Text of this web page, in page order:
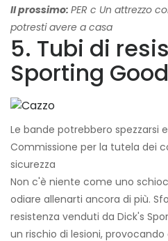
Il prossimo: PER c Un attrezzo
potresti avere a casa
5. Tubi di
Sporting
Le bande potrebbero spezzarsi
Commissione per la tutela dei
sicurezza
Non c'è niente come uno
odiare allenarti ancora di più.
resistenza venduti da Dick's
un rischio di lesioni,